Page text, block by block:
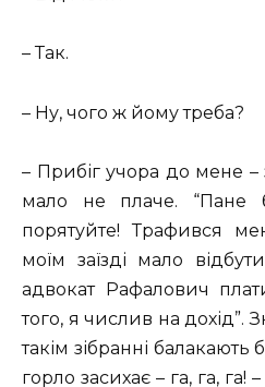
– Так.
– Ну, чого ж йому треба?
– Прибіг учора до мене –
мало не плаче. “Пане
порятуйте! Трафився
моїм заїзді мало
адвокат Рафалович
того, я числив на дохід”.
такім зібранні балакають
горло засихає – га, га, га!